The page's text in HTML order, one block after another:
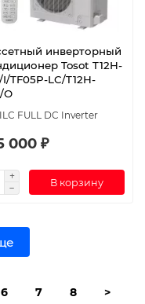
инверторный
Tosot T12H-
I/TF05P-LC/T12H-
O
FULL DC Inverter
000 ₽
В корзину
6 7 8 >